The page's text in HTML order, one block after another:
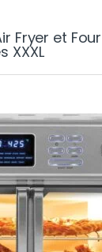
Fryer et Four
XXXL